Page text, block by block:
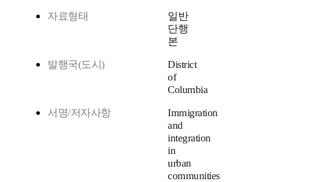
자료형태
일반
단행
본
발행국(도시)
District
of
Columbia
서명/저자사항
Immigration
and
integration
in
urban
communities